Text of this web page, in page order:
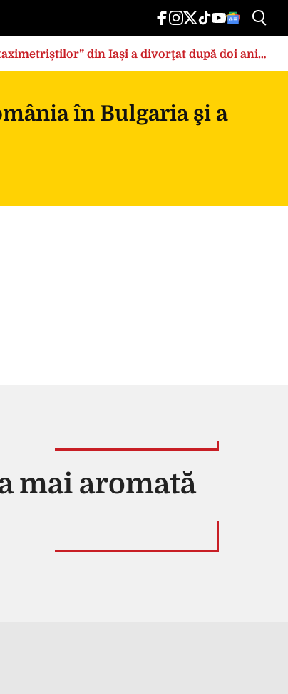
din Iași a divorţat după doi ani
în Bulgaria şi a
mai aromată